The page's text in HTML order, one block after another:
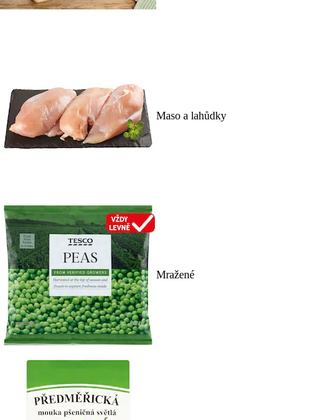
Maso a lahůdky
Mražené